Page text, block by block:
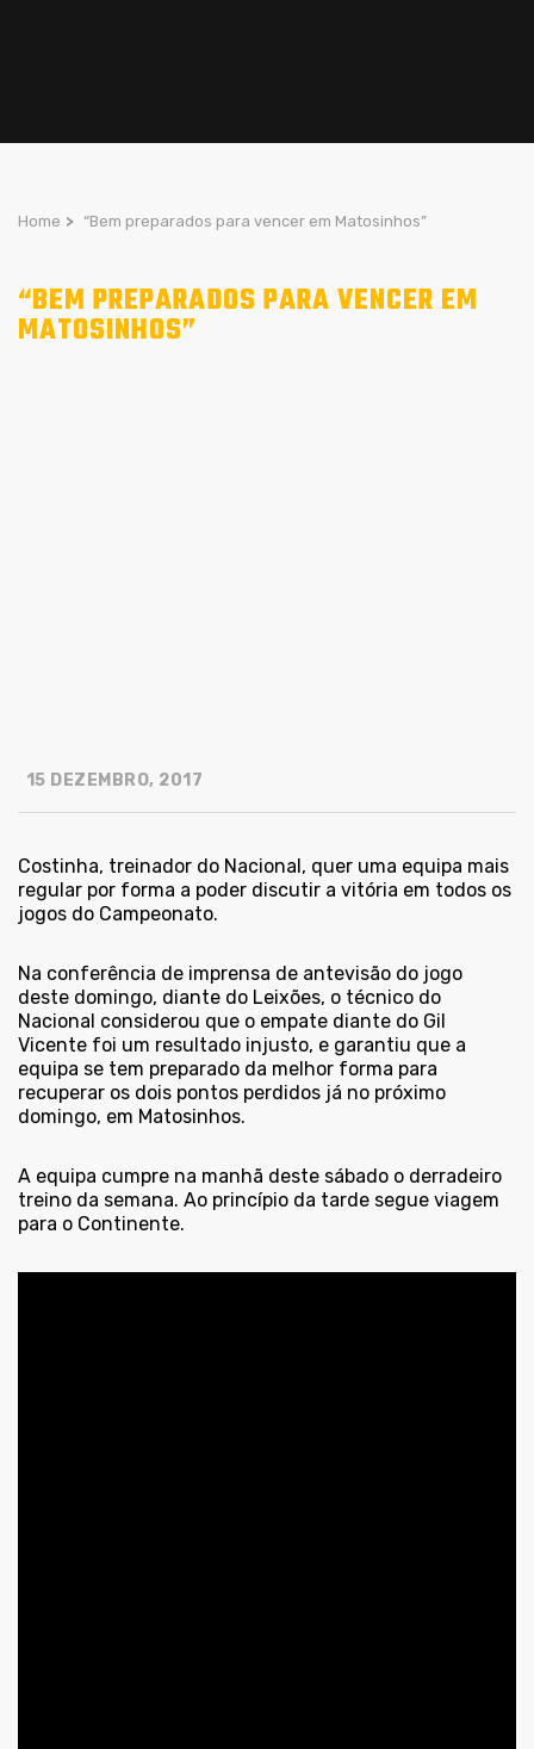
Home > “Bem preparados para vencer em Matosinhos”
“BEM PREPARADOS PARA VENCER EM
MATOSINHOS”
15 DEZEMBRO, 2017
Costinha, treinador do Nacional, quer uma equipa mais
regular por forma a poder discutir a vitória em todos os
jogos do Campeonato.
Na conferência de imprensa de antevisão do jogo
deste domingo, diante do Leixões, o técnico do
Nacional considerou que o empate diante do Gil
Vicente foi um resultado injusto, e garantiu que a
equipa se tem preparado da melhor forma para
recuperar os dois pontos perdidos já no próximo
domingo, em Matosinhos.
A equipa cumpre na manhã deste sábado o derradeiro
treino da semana. Ao princípio da tarde segue viagem
para o Continente.